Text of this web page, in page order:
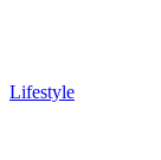
Lifestyle